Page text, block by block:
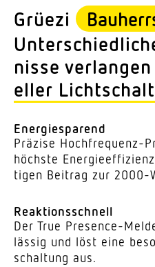
Grüezi
nisse
eller
Ener­gie­sparend
Präzise Hoch­fre­quenz-
höchste
tigen Beitrag zur 2000-
Reak­ti­ons­schnell
Der True Presence-
lässig und löst eine
schaltung aus.